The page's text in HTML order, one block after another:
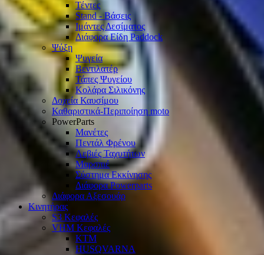
Τέντες
Stand - Βάσεις
Ιμάντες Δεσίματος
Διάφορα Είδη Paddock
Ψύξη
Ψυγεία
Βεντιλατέρ
Τάπες Ψυγείου
Κολάρα Σιλικόνης
Δοχεία Καυσίμου
Καθαριστικά-Περιποίηση moto
PowerParts
Μανέτες
Πεντάλ Φρένου
Λεβιές Ταχυτήτων
Μαρσπιέ
Σύστημα Εκκίνησης
Διάφορα Powerparts
Διάφορα Αξεσουάρ
Κινητήρας
S3 Κεφαλές
VHM Κεφαλές
KTM
HUSQVARNA